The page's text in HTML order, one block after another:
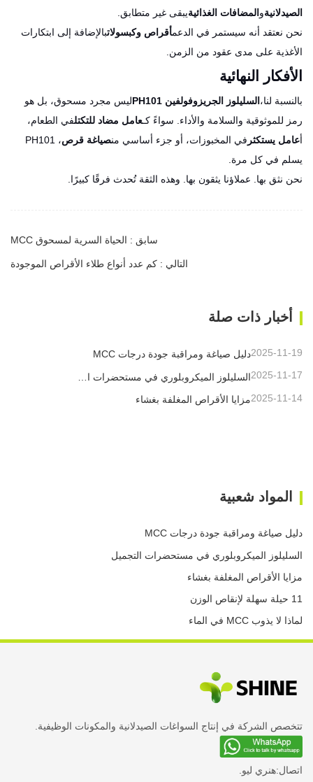
الصيدلانيةو المضافات الغذائيةيبقى غير متطابق.
نحن نعتقد أنه سيستمر في الدعمأقراص وكبسولاتبالإضافة إلى ابتكارات
الأغذية على مدى عقود من الزمن.
الأفكار النهائية
بالنسبة لنا، السليلوز الجريزوفولفين PH101
ليس مجرد مسحوق، بل هو
رمز للموثوقية والسلامة والأداء. سواءً كـعامل مضاد للتكتلفي الطعام،
أعامل يستكثر في المخبوزات، أو جزء أساسي منصياغة قرص
، PH101
يسلم في كل مرة.
نحن نثق بها. عملاؤنا يثقون بها. وهذه الثقة تُحدث فرقًا كبيرًا.
سابق : الحياة السرية لمسحوق MCC
التالي : كم عدد أنواع طلاء الأقراص الموجودة
أخبار ذات صلة
دليل صياغة ومراقبة جودة درجات MCC2025-11-19
2025-11-17
مزايا الأقراص المغلفة بغشاء2025-11-14
المواد شعبية
دليل صياغة ومراقبة جودة درجات MCC
السليلوز الميكروبلوري في مستحضرات التجميل
مزايا الأقراص المغلفة بغشاء
11 حيلة سهلة لإنقاص الوزن
لماذا لا يذوب MCC في الماء
تتخصص الشركة في إنتاج السواغات الصيدلانية والمكونات الوظيفية.
اتصال:هنري ليو.